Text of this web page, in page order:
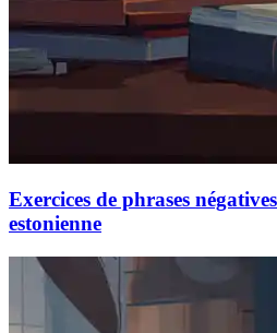
Exercices de phrases
estonienne